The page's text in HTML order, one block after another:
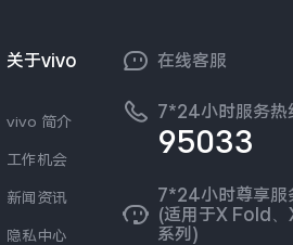
关于vivo
vivo 简介
工作机会
新闻资讯
隐私中心
在线客服
7*24小时服务热
95033
7*24小时尊享服
(适用于X Fold
系列)